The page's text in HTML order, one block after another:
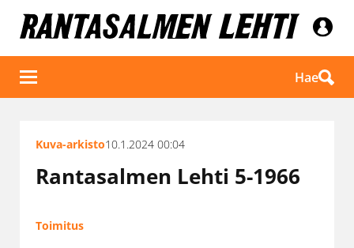
Hae
Kuva-arkisto10.1.2024 00:04
Rantasalmen Lehti 5-1966
Toimitus